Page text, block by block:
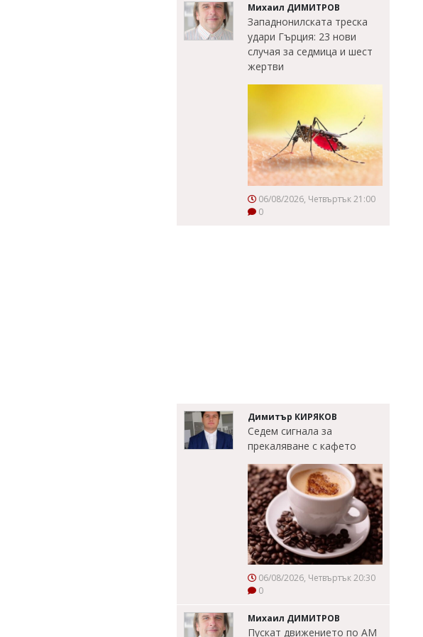
Михаил ДИМИТРОВ
Западнонилската треска
удари Гърция: 23 нови
случая за седмица и шест
жертви
06/08/2026, Четвъртък 21:00
0
Димитър КИРЯКОВ
Седем сигнала за
прекаляване с кафето
06/08/2026, Четвъртък 20:30
0
Михаил ДИМИТРОВ
Пускат движението по АМ